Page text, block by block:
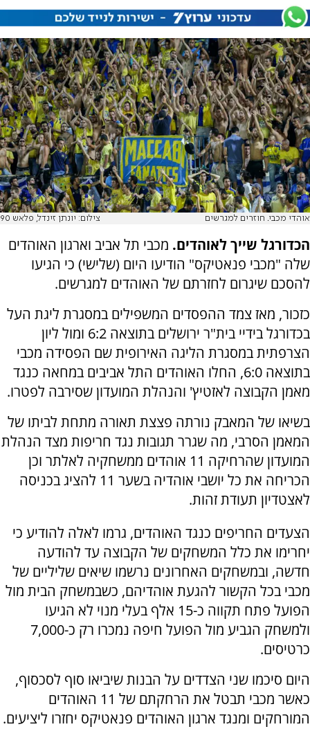
אוהדי מכבי. חוזרים למגרשים צילום: יונתן זינדל, פלאש 90
הכדורגל שייך לאוהדים. מכבי תל אביב וארגון האוהדים
שלה "מכבי פנאטיקס" הודיעו היום (שלישי) כי הגיעו
להסכם שיגרום לחזרתם של האוהדים למגרשים.
כזכור, מאז צמד ההפסדים המשפילים במסגרת ליגת העל
בכדורגל בידיי בית"ר ירושלים בתוצאה 6:2 ומול ליון
הצרפתית במסגרת הליגה האירופית שם הפסידה מכבי
בתוצאה 6:0, החלו האוהדים התל אביבים במחאה כנגד
מאמן הקבוצה לאזטיץ' והנהלת המועדון שסירבה לפטרו.
בשיאו של המאבק נורתה פצצת תאורה מתחת לביתו של
המאמן הסרבי, מה שגרר תגובות נגד חריפות מצד הנהלת
המועדון שהרחיקה 11 אוהדים ממשחקיה לאלתר וכן
הכריחה את כל יושבי אוהדיה בשער 11 להציג בכניסה
לאצטדיון תעודת זהות.
הצעדים החריפים כנגד האוהדים, גרמו לאלה להודיע כי
יחרימו את כלל המשחקים של הקבוצה עד להודעה
חדשה, ובמשחקים האחרונים נרשמו שיאים שליליים של
מכבי בכל הקשור להגעת אוהדיהם, כשבמשחק הבית מול
הפועל פתח תקווה כ-15 אלף בעלי מנוי לא הגיעו
ולמשחק הגביע מול הפועל חיפה נמכרו רק כ-7,000
כרטיסים.
היום סיכמו שני הצדדים על הבנות שיביאו סוף לסכסוף,
כאשר מכבי תבטל את הרחקתם של 11 האוהדים
המורחקים ומנגד ארגון האוהדים פנאטיקס יחזרו ליציעים.